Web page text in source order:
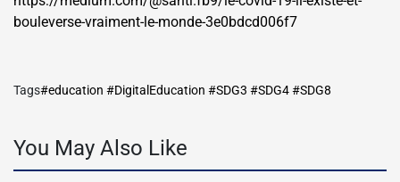
bouleverse-vraiment-le-monde-3e0bdcd006f7
Tags#education #DigitalEducation #SDG3 #SDG4 #SDG8
You May Also Like